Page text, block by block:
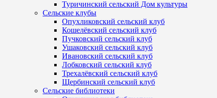
Туричинский сельский Дом культуры
Сельские клубы
Опухликовский сельский клуб
Кошелёвский сельский клуб
Пучковский сельский клуб
Ушаковский сельский клуб
Ивановский сельский клуб
Лобковский сельский клуб
Трехалёвский сельский клуб
Щербинский сельский клуб
Сельские библиотеки